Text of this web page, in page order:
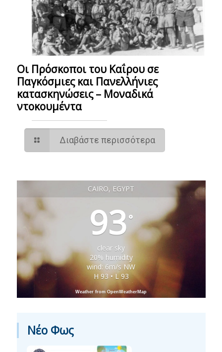
Οι Πρόσκοποι του Καΐρου σε
Παγκόσμιες και Πανελλήνιες
κατασκηνώσεις – Mοναδικά
ντοκουμέντα
Διαβάστε περισσότερα
CAIRO, EGYPT
93°
clear sky
20% humidity
wind: 6m/s NW
H 93 • L 93
Weather from OpenWeatherMap
Νέο Φως